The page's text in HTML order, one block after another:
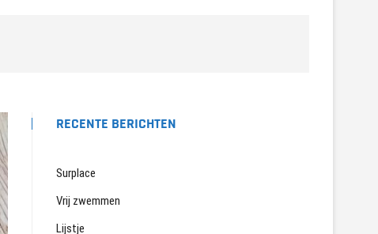
RECENTE BERICHTEN
Surplace
Vrij zwemmen
Lijstje